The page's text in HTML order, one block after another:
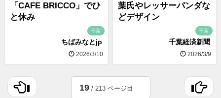
「CAFE BRICCO」でひ
と休み
千葉
ちばみなとjp
2026/3/10
葉氏やレッサーパンダな
どデザイン
千葉
千葉経済新聞
2026/3/9
19/ 213 ページ目